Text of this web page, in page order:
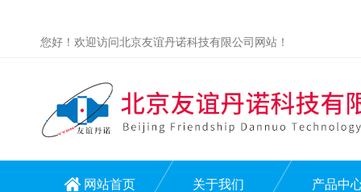
您好！欢迎访问北京友谊丹诺科技有限公司网站！
网站首页 关于我们 产品中